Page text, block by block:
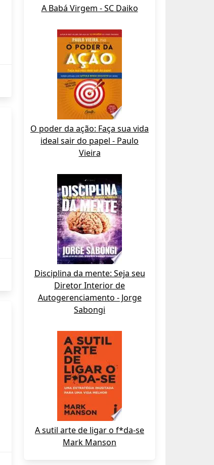
A Babá Virgem - SC Daiko
O poder da ação: Faça sua vida
ideal sair do papel - Paulo
Vieira
Disciplina da mente: Seja seu
Diretor Interior de
Autogerenciamento - Jorge
Sabongi
A sutil arte de ligar o f*da-se
Mark Manson